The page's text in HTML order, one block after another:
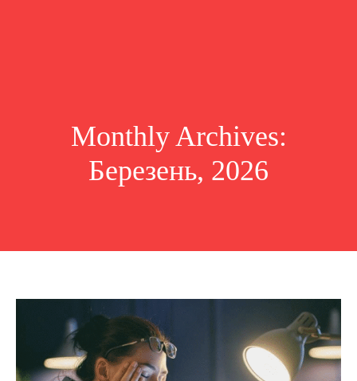
Monthly Archives:
Березень, 2026